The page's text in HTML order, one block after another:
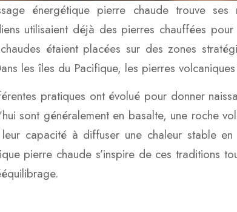
énergétique pierre chaude trouve
utilisaient déjà des pierres chauffées
étaient placées sur des zones
les îles du Pacifique, les pierres
pratiques ont évolué pour donner
sont généralement en basalte, une roche
capacité à diffuser une chaleur stable
pierre chaude s’inspire de ces traditions